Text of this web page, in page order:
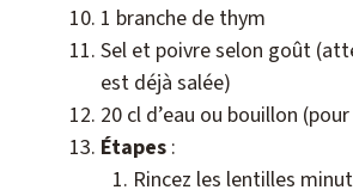
1 branche de thym
Sel et poivre selon goût
est déjà salée)
20 cl d’eau ou bouillon
Étapes :
Rincez les lentilles